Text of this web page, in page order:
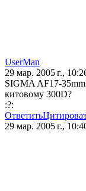
UserMan
29 мар. 2005 г.,
SIGMA AF17-
китовому 300D?
:?:
Ответить
29 мар. 2005 г.,